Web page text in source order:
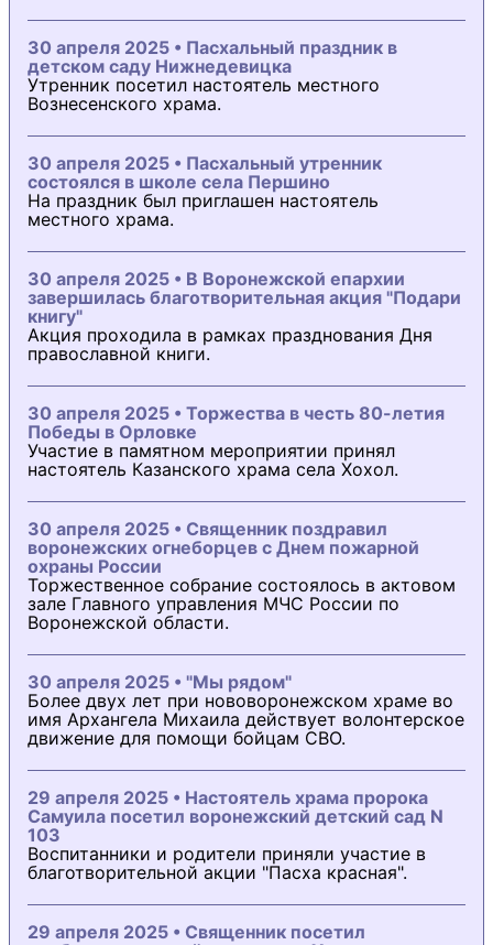
30 апреля 2025 • Пасхальный праздник в
детском саду Нижнедевицка
Утренник посетил настоятель местного
Вознесенского храма.
30 апреля 2025 • Пасхальный утренник
состоялся в школе села Першино
На праздник был приглашен настоятель
местного храма.
30 апреля 2025 • В Воронежской епархии
завершилась благотворительная акция "Подари
книгу"
Акция проходила в рамках празднования Дня
православной книги.
30 апреля 2025 • Торжества в честь 80-летия
Победы в Орловке
Участие в памятном мероприятии принял
настоятель Казанского храма села Хохол.
30 апреля 2025 • Священник поздравил
воронежских огнеборцев с Днем пожарной
охраны России
Торжественное собрание состоялось в актовом
зале Главного управления МЧС России по
Воронежской области.
30 апреля 2025 • "Мы рядом"
Более двух лет при нововоронежском храме во
имя Архангела Михаила действует волонтерское
движение для помощи бойцам СВО.
29 апреля 2025 • Настоятель храма пророка
Самуила посетил воронежский детский сад N
103
Воспитанники и родители приняли участие в
благотворительной акции "Пасха красная".
29 апреля 2025 • Священник посетил